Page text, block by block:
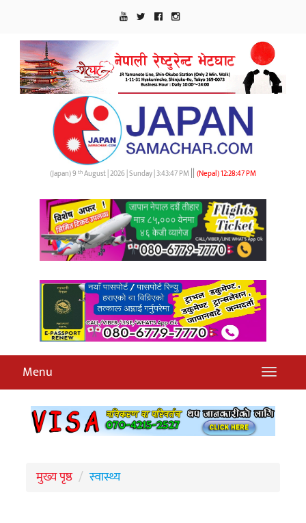
(Japan) 9 thAugust | 2026 | Sunday | 3:43:48 PM || (Nepal)12:28:48 PM
Menu
मुख्य पृष्ठ स्वास्थ्य